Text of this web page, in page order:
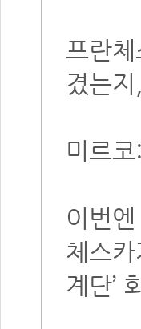
프란
겼는
미르
이번
체스
계단’